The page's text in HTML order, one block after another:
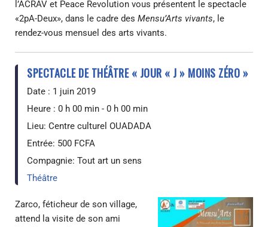
l’ACRAV et Peace Revolution vous présentent le spectacle
«2pA-Deux», dans le cadre des Mensu’Arts vivants, le
rendez-vous mensuel des arts vivants.
SPECTACLE DE THÉÂTRE « JOUR « J » MOINS ZÉRO »
Date : 1 juin 2019
Heure : 0 h 00 min - 0 h 00 min
Lieu: Centre culturel OUADADA
Entrée: 500 FCFA
Compagnie: Tout art un sens
Théâtre
Zarco, féticheur de son village,
attend la visite de son ami